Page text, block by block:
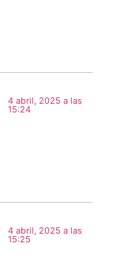
4 abril, 2025 a las
15:24
4 abril, 2025 a las
15:25